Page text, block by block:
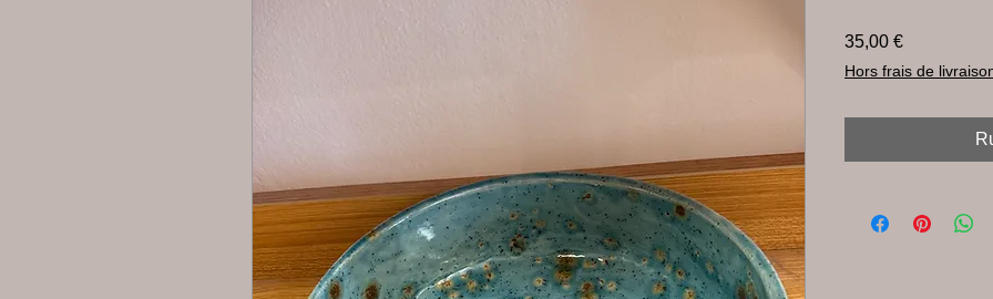
35,00 €Prix
Hors frais de